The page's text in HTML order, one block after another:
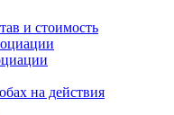
и стоимость
на действия